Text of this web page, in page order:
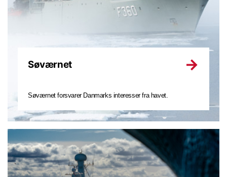
Søværnet
Søværnet forsvarer Danmarks interesser fra havet.